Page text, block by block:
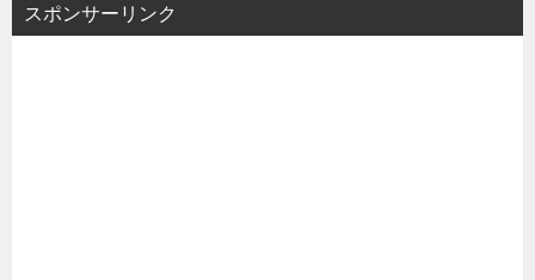
スポンサーリンク